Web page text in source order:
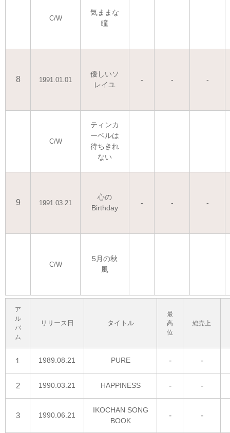
C/W
気ままな
瞳
8 1991.01.01
優しいソ
レイユ
- - -
C/W
ティンカ
ーベルは
待ちきれ
ない
9 1991.03.21
心の
Birthday
- - -
C/W
5月の秋
風
ア
ル
バ
ム
リリース日 タイトル
最
高
位
総売上
１ 1989.08.21 PURE - -
2 1990.03.21 HAPPINESS - -
3 1990.06.21
IKOCHAN SONG
BOOK
- -